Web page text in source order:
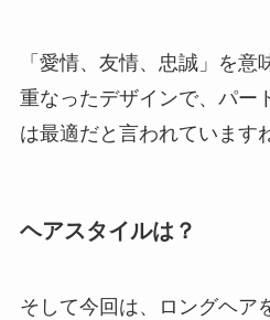
「愛情、友情、忠誠」を
重なったデザインで、パー
は最適だと言われています
ヘアスタイルは？
そして今回は、ロングヘア